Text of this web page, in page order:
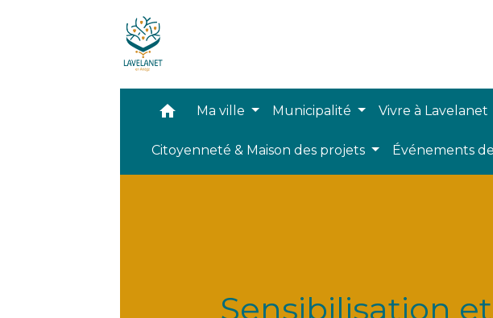
home Ma ville Municipalité Vivre à Lavelanet
Citoyenneté & Maison des projets Événements
Sensibilisation